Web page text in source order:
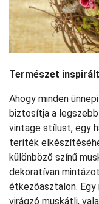
Természet
Ahogy minden
biztosítja a
vintage stílust, egy
teríték
különböző színű
dekoratívan
étkezőasztalon.
virágzó muskátli,